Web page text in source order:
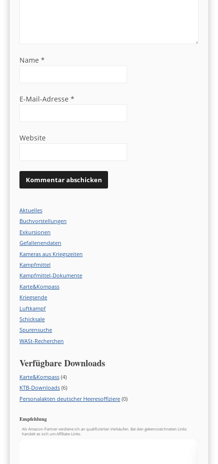
Name *
E-Mail-Adresse *
Website
Aktuelles
Buchvorstellungen
Exkursionen
Gefallenendaten
Kameras aus Kriegszeiten
Kampfmittel
Kampfmittel-Dokumente
Karte&Kompass
Kriegsende
Luftkampf
Schicksale
Spurensuche
WASt-Recherchen
Verfügbare Downloads
Karte&Kompass (4)
KTB-Downloads (6)
Personalakten deutscher Heeresoffiziere (0)
Empfehlung
Als Amazon-Partner verdiene ich an qualifizierten Verkäufen. Bei den gekennzeichneten Links
handelt es sich um Affiliate-Links.